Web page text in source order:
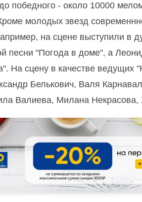
победного - около 10000
молодых звезд
на сцене выступили в
песни "Погода в доме", а
На сцену в качестве ведущих
Белькович, Валя
Валиева, Милана